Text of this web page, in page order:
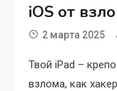
iOS от
2 марта 2025
Твой iPad –
взлома, как